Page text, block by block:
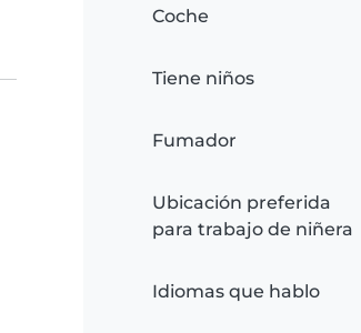
Coche
Tiene niños
Fumador
Ubicación preferida
para trabajo de niñera
Idiomas que hablo